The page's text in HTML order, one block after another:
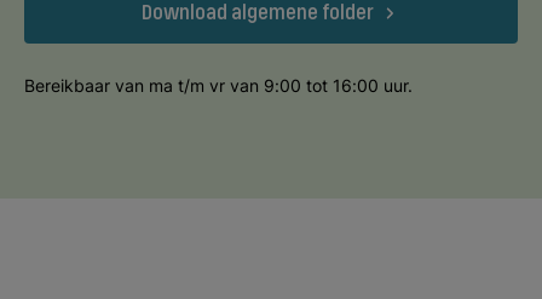
Download algemene folder
Bereikbaar van ma t/m vr van 9:00 tot 16:00 uur.